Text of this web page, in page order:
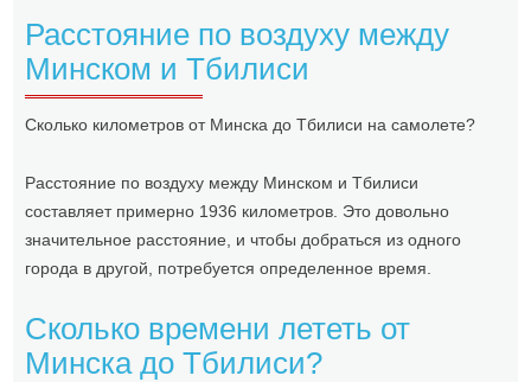
Расстояние по воздуху между
Минском и Тбилиси
Сколько километров от Минска до Тбилиси на самолете?
Расстояние по воздуху между Минском и Тбилиси
составляет примерно 1936 километров. Это довольно
значительное расстояние, и чтобы добраться из одного
города в другой, потребуется определенное время.
Сколько времени лететь от
Минска до Тбилиси?